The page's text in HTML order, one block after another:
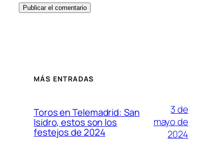
MÁS ENTRADAS
Toros en Telemadrid: San
Isidro, estos son los
festejos de 2024
3 de
mayo de
2024